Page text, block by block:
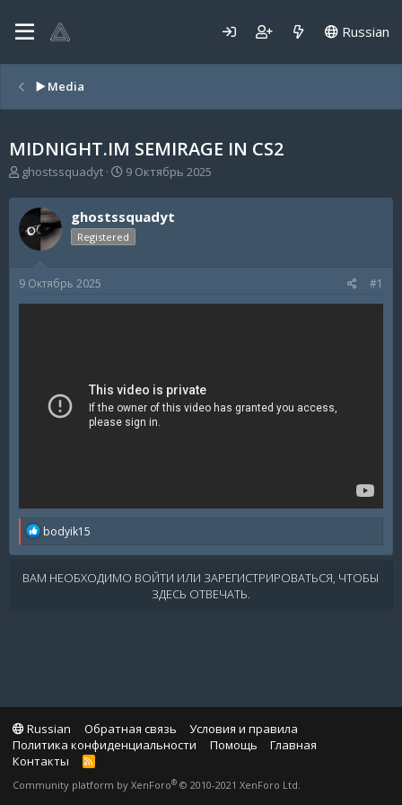
Russian
▶️ Media
MIDNIGHT.IM SEMIRAGE IN CS2
А
т
о
р
м
ы
ghostssquadyt
Д
т
а
н
л
9 Октябрь 2025
ghostssquadyt
Registered
9 Октябрь 2025 #1
R
a
c
t
bodyik15
ВАМ НЕОБХОДИМО ВОЙТИ ИЛИ ЗАРЕГИСТРИРОВАТЬСЯ, ЧТОБЫ
ЗДЕСЬ ОТВЕЧАТЬ.
Russian Обратная связь
Условия и правила
Политика конфиденциальности
Помощь
Главная
Контакты
R
S
Community platform by XenForo® © 2010-2021 XenForo Ltd.